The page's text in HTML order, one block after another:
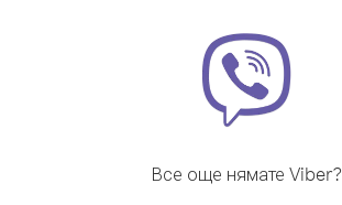
Все още нямате Viber?